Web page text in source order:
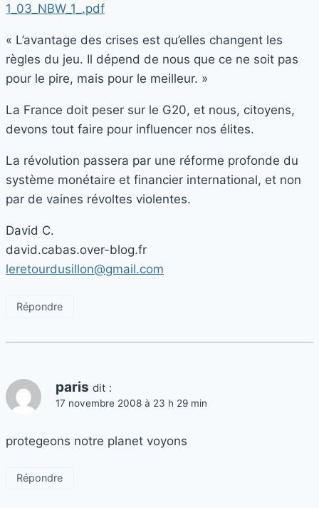
1_03_NBW_1_.pdf
« L’avantage des crises est qu’elles changent les
règles du jeu. Il dépend de nous que ce ne soit pas
pour le pire, mais pour le meilleur. »
La France doit peser sur le G20, et nous, citoyens,
devons tout faire pour influencer nos élites.
La révolution passera par une réforme profonde du
système monétaire et financier international, et non
par de vaines révoltes violentes.
David C.
david.cabas.over-blog.fr
leretourdusillon@gmail.com
Répondre
paris dit :
17 novembre 2008 à 23 h 29 min
protegeons notre planet voyons
Répondre